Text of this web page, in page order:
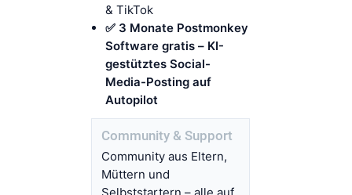
& TikTok
✅ 3 Monate Postmonkey
Software gratis – KI-
gestütztes Social-
Media-Posting auf
Autopilot
Community & Support
Community aus Eltern,
Müttern und